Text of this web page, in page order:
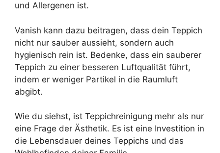
und Allergenen ist.
Vanish kann dazu beitragen, dass dein Teppich
nicht nur sauber aussieht, sondern auch
hygienisch rein ist. Bedenke, dass ein sauberer
Teppich zu einer besseren Luftqualität führt,
indem er weniger Partikel in die Raumluft
abgibt.
Wie du siehst, ist Teppichreinigung mehr als nur
eine Frage der Ästhetik. Es ist eine Investition in
die Lebensdauer deines Teppichs und das